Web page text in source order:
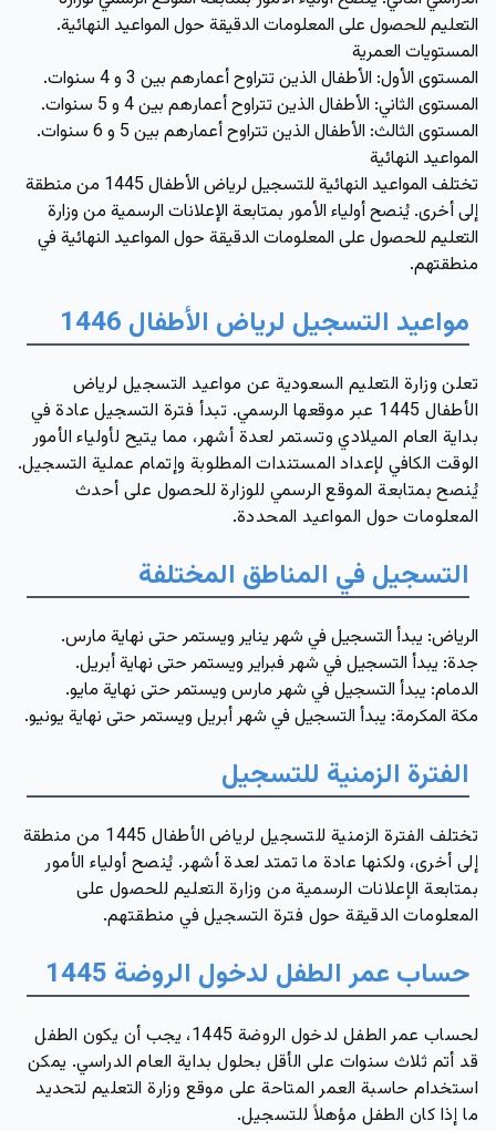
التعليم للحصول على المعلومات الدقيقة حول المواعيد النهائية.
المستويات العمرية
المستوى الأول: الأطفال الذين تتراوح أعمارهم بين 3 و 4 سنوات.
المستوى الثاني: الأطفال الذين تتراوح أعمارهم بين 4 و 5 سنوات.
المستوى الثالث: الأطفال الذين تتراوح أعمارهم بين 5 و 6 سنوات.
المواعيد النهائية
تختلف المواعيد النهائية للتسجيل لرياض الأطفال 1445 من منطقة
إلى أخرى. يُنصح أولياء الأمور بمتابعة الإعلانات الرسمية من وزارة
التعليم للحصول على المعلومات الدقيقة حول المواعيد النهائية في
منطقتهم.
مواعيد التسجيل لرياض الأطفال 1446
تعلن وزارة التعليم السعودية عن مواعيد التسجيل لرياض
الأطفال 1445 عبر موقعها الرسمي. تبدأ فترة التسجيل عادة في
بداية العام الميلادي وتستمر لعدة أشهر، مما يتيح لأولياء الأمور
الوقت الكافي لإعداد المستندات المطلوبة وإتمام عملية التسجيل.
يُنصح بمتابعة الموقع الرسمي للوزارة للحصول على أحدث
المعلومات حول المواعيد المحددة.
التسجيل في المناطق المختلفة
الرياض: يبدأ التسجيل في شهر يناير ويستمر حتى نهاية مارس.
جدة: يبدأ التسجيل في شهر فبراير ويستمر حتى نهاية أبريل.
الدمام: يبدأ التسجيل في شهر مارس ويستمر حتى نهاية مايو.
مكة المكرمة: يبدأ التسجيل في شهر أبريل ويستمر حتى نهاية يونيو.
الفترة الزمنية للتسجيل
تختلف الفترة الزمنية للتسجيل لرياض الأطفال 1445 من منطقة
إلى أخرى، ولكنها عادة ما تمتد لعدة أشهر. يُنصح أولياء الأمور
بمتابعة الإعلانات الرسمية من وزارة التعليم للحصول على
المعلومات الدقيقة حول فترة التسجيل في منطقتهم.
حساب عمر الطفل لدخول الروضة 1445
لحساب عمر الطفل لدخول الروضة 1445، يجب أن يكون الطفل
قد أتم ثلاث سنوات على الأقل بحلول بداية العام الدراسي. يمكن
استخدام حاسبة العمر المتاحة على موقع وزارة التعليم لتحديد
ما إذا كان الطفل مؤهلاً للتسجيل.